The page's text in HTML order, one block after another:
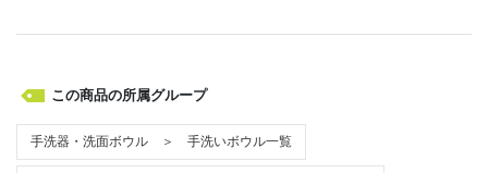
この商品の所属グループ
手洗器・洗面ボウル ＞ 手洗いボウル一覧